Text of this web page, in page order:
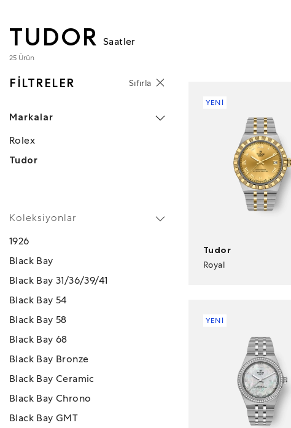
TUDOR Saatler
25 Ürün
FİLTRELER Sıfırla
Markalar
Rolex
Tudor
Koleksiyonlar
1926
Black Bay
Black Bay 31/36/39/41
Black Bay 54
Black Bay 58
Black Bay 68
Black Bay Bronze
Black Bay Ceramic
Black Bay Chrono
Black Bay GMT
YENİ
Tudor
Royal
YENİ